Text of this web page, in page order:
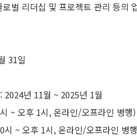
벌 리더십 및 프로젝트 관리 등의
31일
2024년 11월 ~ 2025년 1월
~ 오후 1시, 온라인/오프라인 병행)
~ 오후 1시, 온라인/오프라인 병